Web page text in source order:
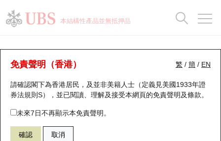
本結構性產品並無抵押品
繁 / 簡 / EN
免責聲明（香港）
請確認閣下為香港居民，及並非美籍人士（定義見美國1933年證
券法規則S），並已閱讀、理解及接受本網頁的免責聲明及條款。
未來7日不再顯示本免責聲明。
確認 取消
牛熊證分析儀
表現 街貨統計 比較
68196 瑞銀牛證 HSI 恒生指數
瑞銀認股證一覽
新發行瑞銀認股證
即將到期認股證
認股證到期結算價查詢
街貨統計
比較
牛熊全景快搜
牛熊證搜尋
牛熊證街貨分佈圖
正股牛熊證列表
街貨統計
比較
十大升幅/跌幅
十大認股證成交分佈
十天股證佔大市成交
資金流
正股分析儀
二十大活躍股份
恒指成份股
國指成份股
持股比重
顯示所有持股比重
每月輪證大市專題
輪證專欄
講座及教育短片
認股證投資者教育